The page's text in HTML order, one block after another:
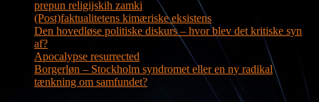
prepun religijskih zamki
(Post)faktualitetens kimæriske eksistens
Den hovedløse politiske diskurs – hvor blev det kritiske syn
af?
Apocalypse resurrected
Borgerløn – Stockholm syndromet eller en ny radikal
tænkning om samfundet?